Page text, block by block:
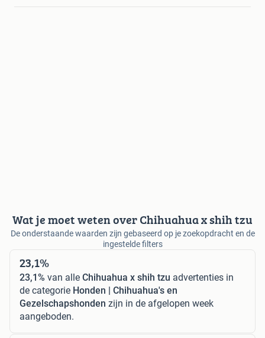
Wat je moet weten over Chihuahua x shih tzu
De onderstaande waarden zijn gebaseerd op je zoekopdracht en de
ingestelde filters
23,1%
23,1% van alle Chihuahua x shih tzu advertenties in
de categorie Honden | Chihuahua's en
Gezelschapshonden zijn in de afgelopen week
aangeboden.